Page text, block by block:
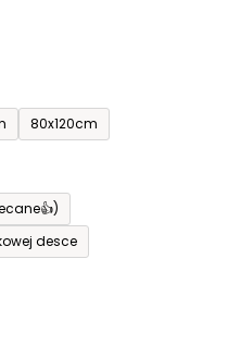
80x120cm
desce